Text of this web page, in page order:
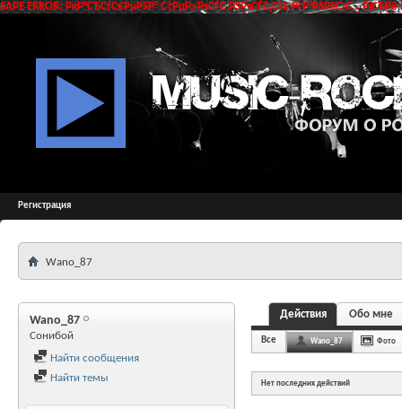
SAPE ERROR: РќР°СЂСѓС€РµРЅР° С†РµР»РѕСЃС‚РЅРѕСЃС‚СЊ РґР°РЅРЅС‹С…
Регистрация
Wano_87
Wano_87
Сонибой
Найти сообщения
Найти темы
Действия Обо мне
Все Wano_87 Фото
Нет последних действий